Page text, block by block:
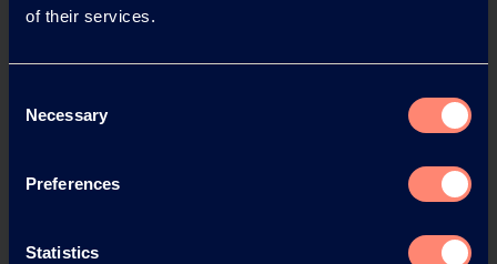
of their services.
Selection
Necessary
Preferences
Statistics
prueba para micropartículas de polímeros
productos. De acuerdo con el Apéndice 16 del
polímeros KURARAY POVAL™ con una
la definición de micropartículas de polímeros